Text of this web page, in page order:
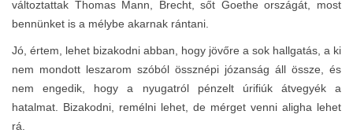
változtattak Thomas Mann, Brecht, sőt Goethe országát, most
bennünket is a mélybe akarnak rántani.
Jó, értem, lehet bizakodni abban, hogy jövőre a sok hallgatás, a ki
nem mondott leszarom szóból össznépi józanság áll össze, és
nem engedik, hogy a nyugatról pénzelt úrifiúk átvegyék a
hatalmat. Bizakodni, remélni lehet, de mérget venni aligha lehet
rá.